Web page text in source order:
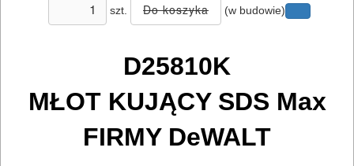
ELEKTRONARZĘDZI
MAGAZYNOWANIE
TRANSPORTOWANIE
POMIAROWE
szt. (w budowie)
D25810K
MŁOT KUJĄCY SDS Max
FIRMY DeWALT